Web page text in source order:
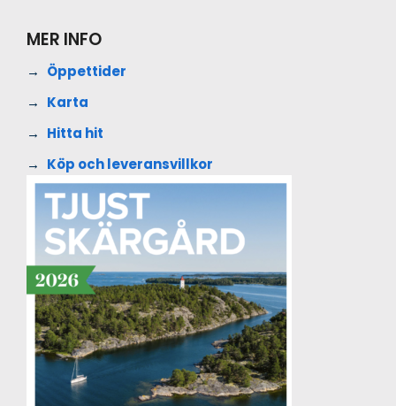
MER INFO
Öppettider
Karta
Hitta hit
Köp och leveransvillkor